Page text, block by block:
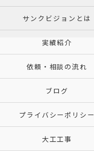
サンクビジョンとは
実績紹介
依頼・相談の流れ
ブログ
プライバシーポリシー
大工工事